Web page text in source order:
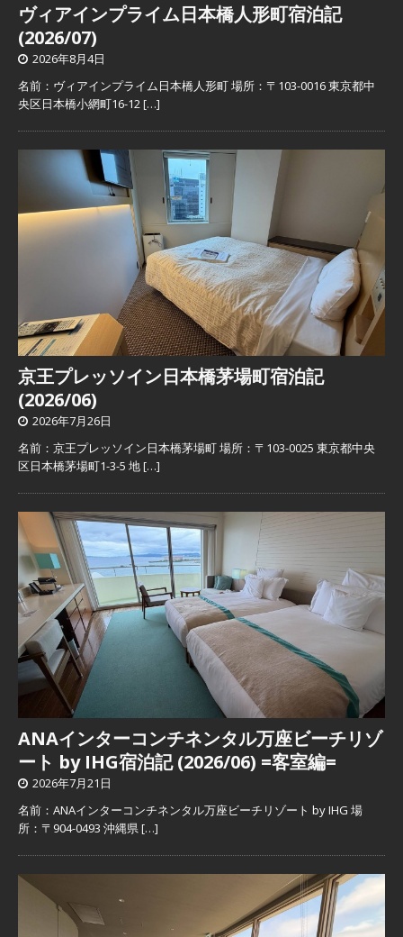
ヴィアインプライム日本橋人形町宿泊記
(2026/07)
2026年8月4日
名前：ヴィアインプライム日本橋人形町 場所：〒103-0016 東京都中
央区日本橋小網町16-12 […]
京王プレッソイン日本橋茅場町宿泊記
(2026/06)
2026年7月26日
名前：京王プレッソイン日本橋茅場町 場所：〒103-0025 東京都中央
区日本橋茅場町1-3-5 地[…]
ANAインターコンチネンタル万座ビーチリゾ
ート by IHG宿泊記 (2026/06) =客室編=
2026年7月21日
名前：ANAインターコンチネンタル万座ビーチリゾート by IHG 場
所：〒904-0493 沖縄県[…]